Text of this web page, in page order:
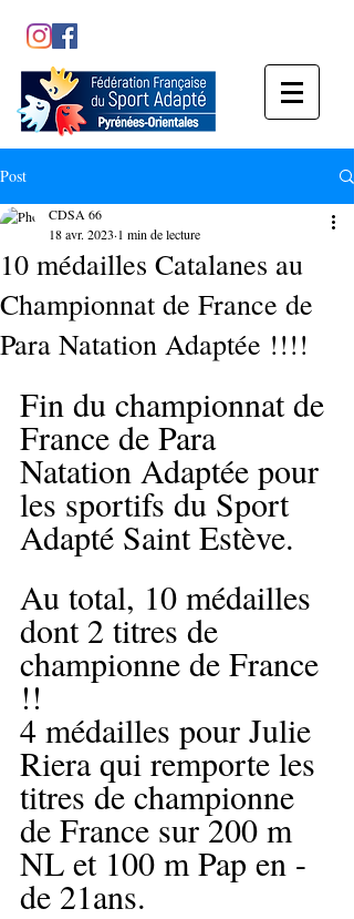
Post
10 médailles Catalanes au
Championnat de France de
Para Natation Adaptée !!!!
CDSA 66
18 avr. 2023 1 min de lecture
Fin du championnat de
France de Para
Natation Adaptée pour
les sportifs du Sport
Adapté Saint Estève.
Au total, 10 médailles
dont 2 titres de
championne de France
!!
4 médailles pour Julie
Riera qui remporte les
titres de championne
de France sur 200 m
NL et 100 m Pap en -
de 21ans.